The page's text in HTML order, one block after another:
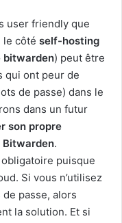
user friendly que
le côté self-hosting
bitwarden) peut être
qui ont peur de
de passe) dans le
dans un futur
son propre
Bitwarden.
puisque
Si vous n’utilisez
passe, alors
la solution. Et si